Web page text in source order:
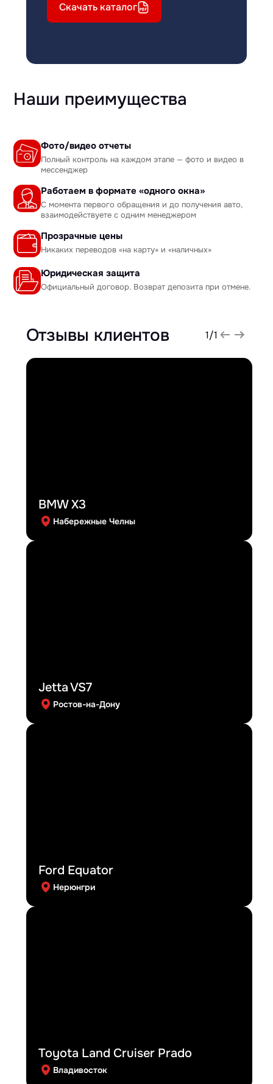
Скачать каталог
Наши преимущества
Фото/видео отчеты
Полный контроль на каждом этапе — фото и видео в
мессенджер
Работаем в формате «одного окна»
С момента первого обращения и до получения авто,
взаимодействуете с одним менеджером
Прозрачные цены
Никаких переводов «на карту» и «наличных»
Юридическая защита
Официальный договор. Возврат депозита при отмене.
Отзывы клиентов 1/1
BMW X3
Набережные Челны
Jetta VS7
Ростов-на-Дону
Ford Equator
Нерюнгри
Toyota Land Cruiser Prado
Владивосток